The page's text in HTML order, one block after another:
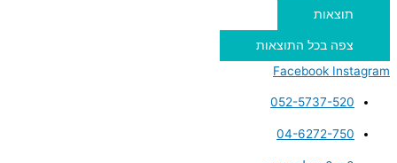
תוצאות
צפה בכל התוצאות
Facebook Instagram
052-5737-520
04-6272-750